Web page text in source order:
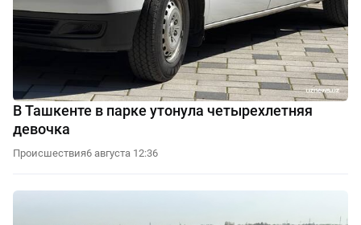
В Ташкенте в парке утонула четырехлетняя
девочка
Происшествия6 августа 12:36